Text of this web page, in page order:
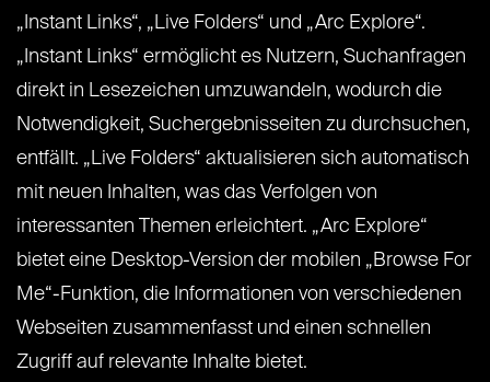
„Instant Links“, „Live Folders“ und „Arc Explore“.
„Instant Links“ ermöglicht es Nutzern, Suchanfragen
direkt in Lesezeichen umzuwandeln, wodurch die
Notwendigkeit, Suchergebnisseiten zu durchsuchen,
entfällt. „Live Folders“ aktualisieren sich automatisch
mit neuen Inhalten, was das Verfolgen von
interessanten Themen erleichtert. „Arc Explore“
bietet eine Desktop-Version der mobilen „Browse For
Me“-Funktion, die Informationen von verschiedenen
Webseiten zusammenfasst und einen schnellen
Zugriff auf relevante Inhalte bietet.